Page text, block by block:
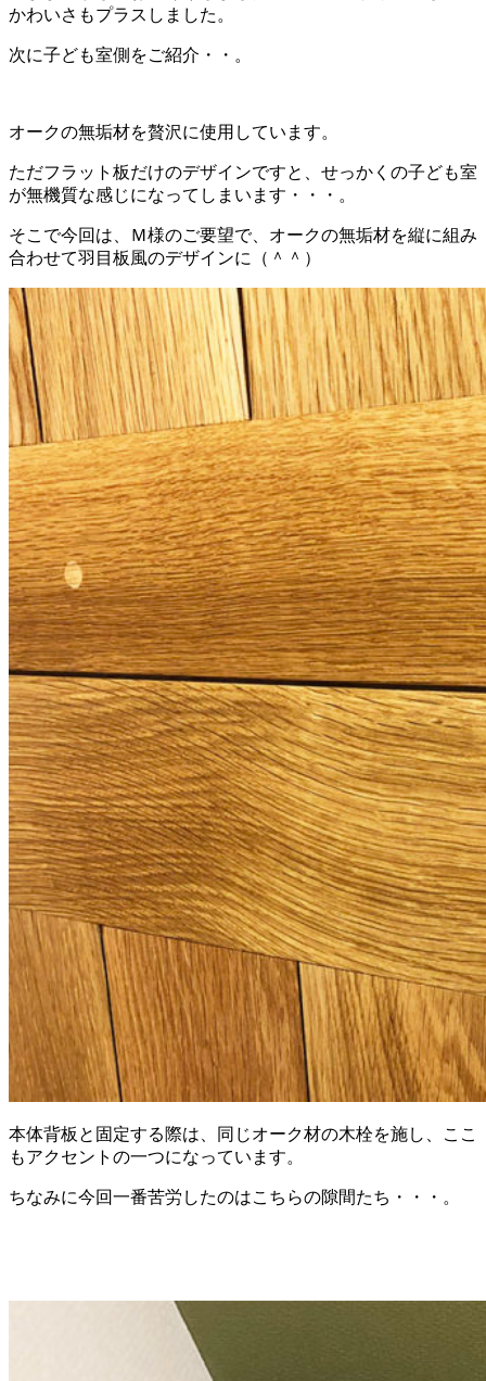
かわいさもプラスしました。
次に子ども室側をご紹介・・。
オークの無垢材を贅沢に使用しています。
ただフラット板だけのデザインですと、せっかくの子ども室
が無機質な感じになってしまいます・・・。
そこで今回は、Ｍ様のご要望で、オークの無垢材を縦に組み
合わせて羽目板風のデザインに（＾＾）
本体背板と固定する際は、同じオーク材の木栓を施し、ここ
もアクセントの一つになっています。
ちなみに今回一番苦労したのはこちらの隙間たち・・・。